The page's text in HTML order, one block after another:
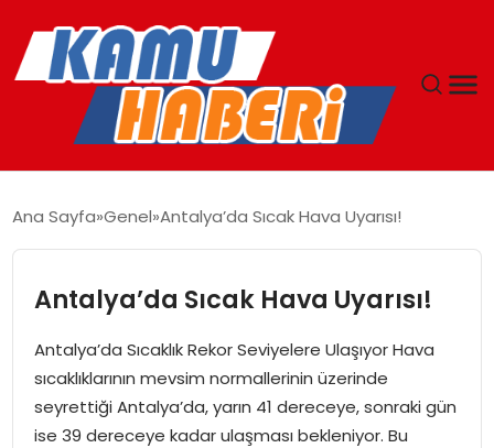
YAŞAM
GÜNCEL
MAGAZIN
EKONOMI
Ana Sayfa Genel Antalya’da Sıcak Hava Uyarısı!
Antalya’da Sıcak Hava Uyarısı!
Antalya’da Sıcaklık Rekor Seviyelere Ulaşıyor Hava
sıcaklıklarının mevsim normallerinin üzerinde
seyrettiği Antalya’da, yarın 41 dereceye, sonraki gün
ise 39 dereceye kadar ulaşması bekleniyor. Bu